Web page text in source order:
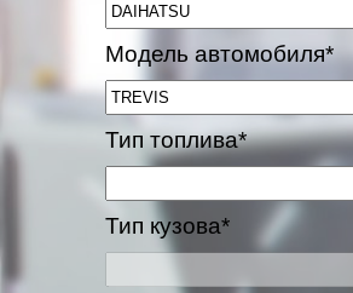
Модель автомобиля*
Тип топлива*
Тип кузова*